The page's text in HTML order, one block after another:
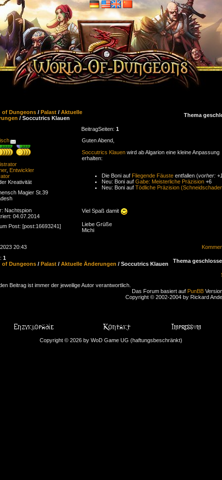
of Dungeons / Palast / Aktuelle
/ Soccutrics Klauen Thema
BeitragSeiten: 1
, Entwickler
Kreativität
Magier St.39
Nachtspion
04.07.2014
Post: [post:16693241]
Guten Abend,
Soccutrics Klauen wird ab Algarion eine kleine Anpassung
erhalten:
Die Boni auf Fliegende Fäuste entfallen (vorher:
Neu: Boni auf Gabe: Meisterliche Präzision +6
Neu: Boni auf Tödliche Präzision
Viel Spaß damit
Liebe Grüße
Michi
20:43
1
of Dungeons / Palast / Aktuelle Änderungen / Soccutrics Klauen Thema
Beitrag ist immer der jeweilige Autor verantwortlich.
Das Forum basiert auf PunBB
Copyright © 2002-2004 by Rickard
Copyright © 2026 by WoD Game UG (haftungsbeschränkt)